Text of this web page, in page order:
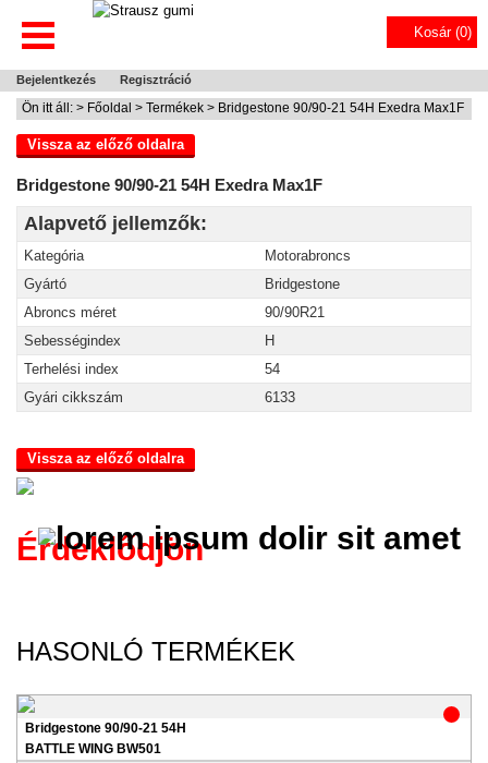
Kosár (0)
Bejelentkezés Regisztráció
Ön itt áll: > Főoldal > Termékek > Bridgestone 90/90-21 54H Exedra Max1F
Vissza az előző oldalra
Bridgestone 90/90-21 54H Exedra Max1F
Alapvető jellemzők:
Kategória
Motorabroncs
Gyártó
Bridgestone
Abroncs méret
90/90R21
Sebességindex
H
Terhelési index
54
Gyári cikkszám
6133
Vissza az előző oldalra
Érdeklődjön
HASONLÓ TERMÉKEK
Bridgestone 90/90-21 54H
BATTLE WING BW501